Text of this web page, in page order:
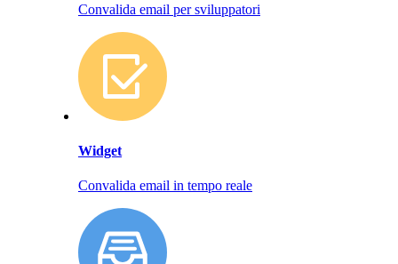
Convalida email per sviluppatori
Widget
Convalida email in tempo reale